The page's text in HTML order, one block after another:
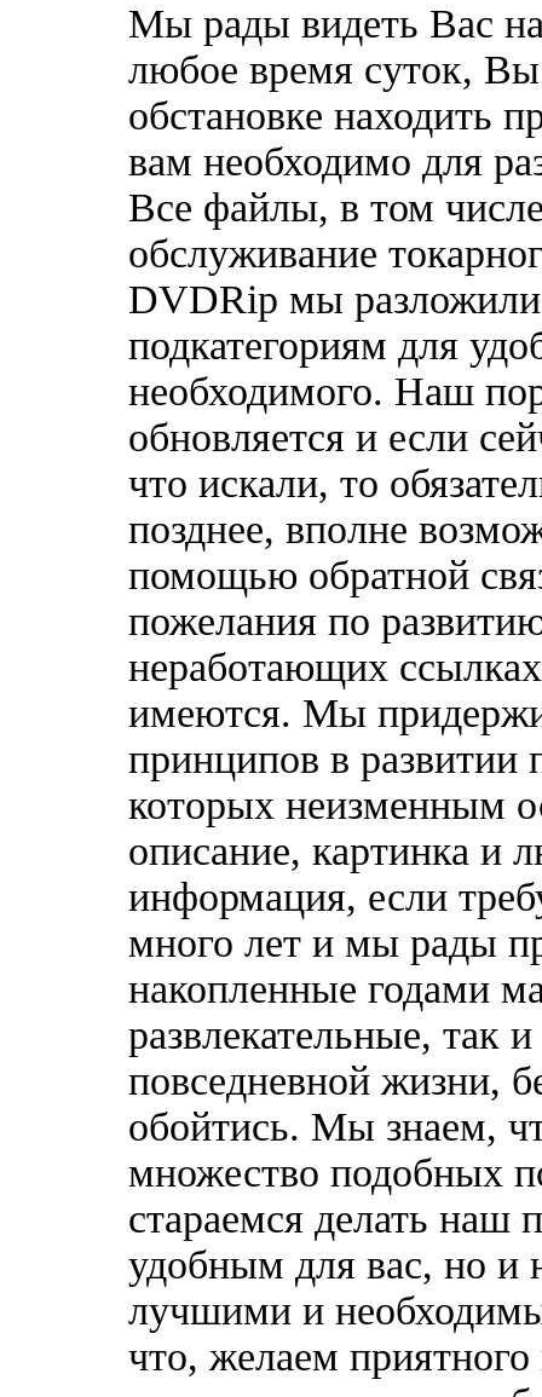
Мы рады видеть Вас
любое время суток,
обстановке находить
вам необходимо для
Все файлы, в том
обслуживание
DVDRip мы разложили
подкатегориям для
необходимого. Наш
обновляется и если
что искали, то
позднее, вполне
помощью обратной
пожелания по
неработающих
имеются. Мы
принципов в развитии
которых неизменным
описание, картинка и
информация, если
много лет и мы рады
накопленные годами
развлекательные, так
повседневной жизни,
обойтись. Мы знаем,
множество подобных
стараемся делать наш
удобным для вас, но и
лучшими и
что, желаем